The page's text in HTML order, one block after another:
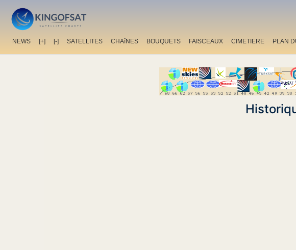
NEWS [+] [-] SATELLITES CHAîNES BOUQUETS FAISCEAUX CIMETIERE PLAN